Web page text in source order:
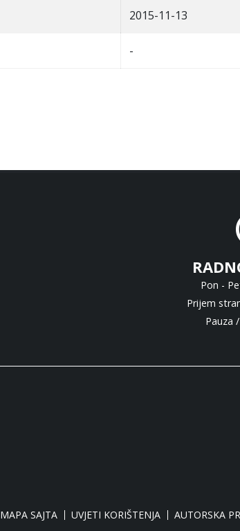
2015-11-13
-
Pon -
Prijem
Pauza
MAPA SAJTA UVJETI KORIŠTENJA AUTORSKA